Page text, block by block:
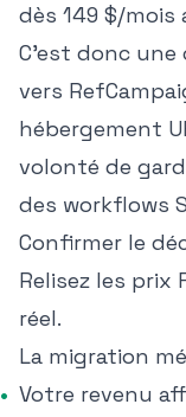
dès 149 $/mois
C'est donc une
vers
hébergement
volonté de
des workflows
Confirmer le
Relisez les prix
réel.
La migration
Votre revenu